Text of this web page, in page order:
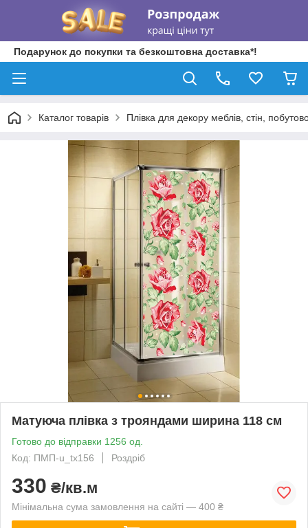
Подарунок до покупки та безкоштовна доставка*!
Каталог товарів Плівка для декору меблів, стін,
Матуюча плівка з трояндами ширина 118 см
Готово до відправки 1256 од.
Код: ПМП-u_tx156
Роздріб
330 ₴/кв.м
Мінімальна сума замовлення на сайті — 400 ₴